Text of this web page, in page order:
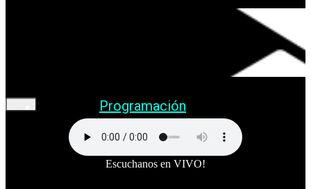
Programación
Escuchanos en VIVO!